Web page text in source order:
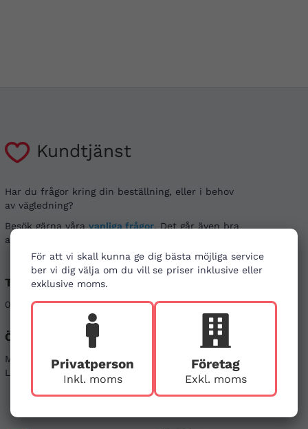
För att vi skall kunna ge dig bästa möjliga service
ber vi dig välja om du vill se priser inklusive eller
exklusive moms.
Privatperson
Inkl. moms
Företag
Exkl. moms
Kundtjänst
Har du frågor kring din beställning, eller i behov
av vägledning?
Besök gärna våra vanliga frågor. Det går även bra
att kontakta oss genom alternativen nedan.
Telefon
08-121 464 90 info@firstaid.se
Öppettider
Mån - Fre 08-17
Lör & Sön - stängt
Sociala medier